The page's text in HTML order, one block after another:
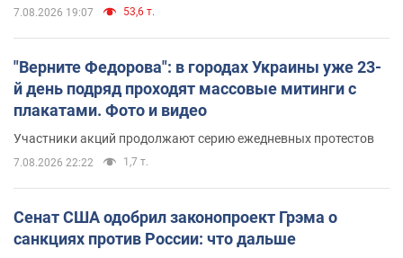
7.08.2026 19:07 53,6 т.
"Верните Федорова": в городах Украины уже 23-
й день подряд проходят массовые митинги с
плакатами. Фото и видео
Участники акций продолжают серию ежедневных протестов
7.08.2026 22:22 1,7 т.
Сенат США одобрил законопроект Грэма о
санкциях против России: что дальше